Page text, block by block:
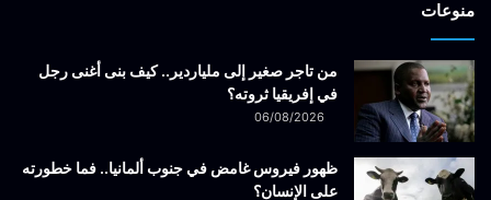
منوعات
من تاجر صغير إلى ملياردير.. كيف بنى أغنى رجل
في إفريقيا ثروته؟
06/08/2026
ظهور فيروس غامض في جنوب ألمانيا.. فما خطورته
على الإنسان؟